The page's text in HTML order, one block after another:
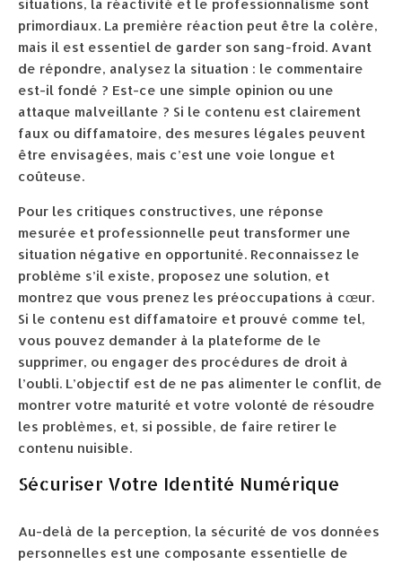
situations, la réactivité et le professionnalisme sont
primordiaux. La première réaction peut être la colère,
mais il est essentiel de garder son sang-froid. Avant
de répondre, analysez la situation : le commentaire
est-il fondé ? Est-ce une simple opinion ou une
attaque malveillante ? Si le contenu est clairement
faux ou diffamatoire, des mesures légales peuvent
être envisagées, mais c’est une voie longue et
coûteuse.
Pour les critiques constructives, une réponse
mesurée et professionnelle peut transformer une
situation négative en opportunité. Reconnaissez le
problème s’il existe, proposez une solution, et
montrez que vous prenez les préoccupations à cœur.
Si le contenu est diffamatoire et prouvé comme tel,
vous pouvez demander à la plateforme de le
supprimer, ou engager des procédures de droit à
l’oubli. L’objectif est de ne pas alimenter le conflit, de
montrer votre maturité et votre volonté de résoudre
les problèmes, et, si possible, de faire retirer le
contenu nuisible.
Sécuriser Votre Identité Numérique
Au-delà de la perception, la sécurité de vos données
personnelles est une composante essentielle de